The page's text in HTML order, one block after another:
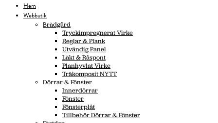
Hem
Webbutik
Brädgård
Tryckimpregnerat Virke
Reglar & Plank
Utvändig Panel
Läkt & Råspont
Planhyvlat Virke
Träkomposit NYTT
Dörrar & Fönster
Innerdörrar
Fönster
Fönsterplåt
Tillbehör Dörrar & Fönster